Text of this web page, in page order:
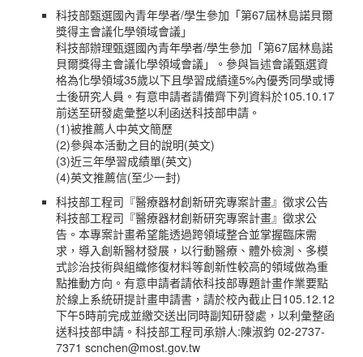
科技部甄選國內青年學者/學生參加「第67屆林島諾貝爾
獎得主會議化學領域會議」
科技部辦理甄選國內青年學者/學生參加「第67屆林島諾
貝爾獎得主會議化學領域會議」。參與旨述會議甄選資
格為化學領域35歲以下且學習成績達5%內優秀同學或博
士後研究人員。有意申請者請備齊下列資料於105.10.17
前送至研發處彙整以利函送科技部申請。
(1)被推薦人中英文簡歷
(2)參與本活動之目的說明(英文)
(3)近三年學習成績單(英文)
(4)英文推薦信(至少一封)
科技部工程司『醫療器材創新研究專案計畫』徵求公告
科技部工程司『醫療器材創新研究專案計畫』徵求公
告。本專案計畫希望能透過跨領域整合並掌握臨床需
求，導入創新醫材發展，以行動醫療、體外檢測、多模
式診治技術與組織修復材料等創新性較高的領域做為重
點推動方向。有意申請者請依科技部專題計畫作業要點
於線上系統研提計畫申請書，請於校內截止日105.12.12
下午5時前完成並繳交送出同時副知研發處，以利彙整函
送科技部申請。科技部工程司承辦人:陳淑鈞 02-2737-
7371 scnchen@most.gov.tw